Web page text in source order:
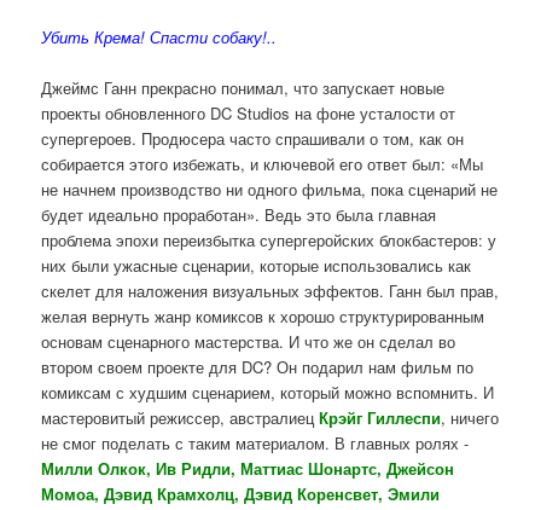
Убить Крема! Спасти собаку!..
Джеймс Ганн прекрасно понимал, что запускает новые
проекты обновленного DC Studios на фоне усталости от
супергероев. Продюсера часто спрашивали о том, как он
собирается этого избежать, и ключевой его ответ был: «Мы
не начнем производство ни одного фильма, пока сценарий не
будет идеально проработан». Ведь это была главная
проблема эпохи переизбытка супергеройских блокбастеров: у
них были ужасные сценарии, которые использовались как
скелет для наложения визуальных эффектов. Ганн был прав,
желая вернуть жанр комиксов к хорошо структурированным
основам сценарного мастерства. И что же он сделал во
втором своем проекте для DC? Он подарил нам фильм по
комиксам с худшим сценарием, который можно вспомнить. И
мастеровитый режиссер, австралиецКрэйг Гиллеспи, ничего
не смог поделать с таким материалом. В главных ролях -
Милли Олкок, Ив Ридли, Маттиас Шонартс, Джейсон
Момоа, Дэвид Крамхолц, Дэвид Коренсвет, Эмили